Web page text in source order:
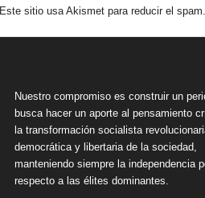
Este sitio usa Akismet para reducir el spam.
Nuestro compromiso es construir un
busca hacer un aporte al pensamiento
la transformación socialista
democrática y libertaria de la sociedad,
manteniendo siempre la independencia
respecto a las élites dominantes.